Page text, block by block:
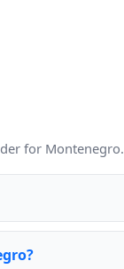
for Montenegro.